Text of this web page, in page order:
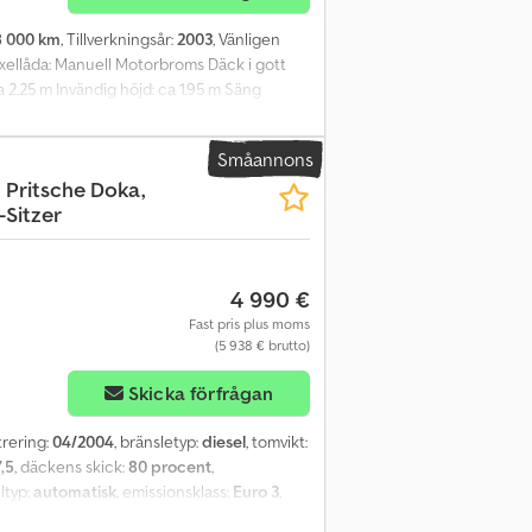
000 km, Tillverkningsår:2003, Vänligen
Manuell Motorbroms Däck i gott
m Invändig höjd: ca 1,95 m Säng
MAN skåplastbil från 2003. Tidigare
EU-godkänd till: 2025-01-31 Egenvikt:
9.220 skåpbil – låg km.
kontakta ATS Norway.
Småannons
Pritsche Doka,
Sitzer
4 990 €
Fast pris plus moms
(5 938 € brutto)
Skicka förfrågan
04/2004, bränsletyp:diesel, tomvikt:
, däckens skick:80 procent,
automatisk, emissionsklass: Euro 3,